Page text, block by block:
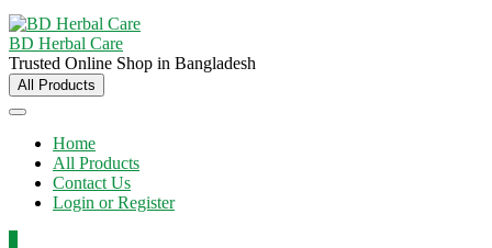
BD Herbal Care
Trusted Online Shop in Bangladesh
All Products
Home
All Products
Contact Us
Login or Register